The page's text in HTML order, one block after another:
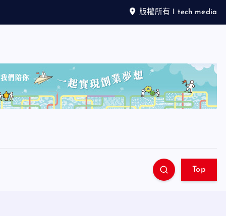
版權所有 I tech media
Top